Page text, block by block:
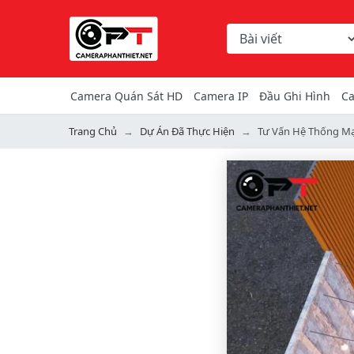
Chọn danh mục tìm
Từ khóa hoặc mã hàng
Camera Quán Sát HD Camera IP Đầu Ghi Hình
Trang Chủ Dự Án Đã Thực Hiện Tư Vấn Hệ Thống